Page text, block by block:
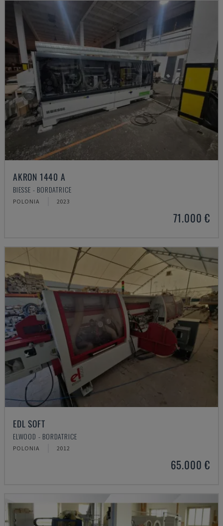
AKRON 1440 A
BIESSE - BORDATRICE
POLONIA 2023
71.000 €
EDL SOFT
ELWOOD - BORDATRICE
POLONIA 2012
65.000 €